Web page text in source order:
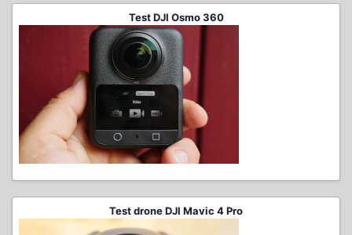
Test DJI Osmo 360
Test drone DJI Mavic 4 Pro